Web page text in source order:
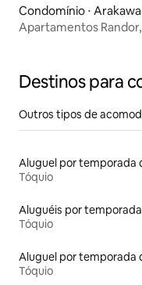
Condomínio ⋅
Apartamentos
Destinos para
Outros tipos de
Tóquio
Tóquio
Tóquio